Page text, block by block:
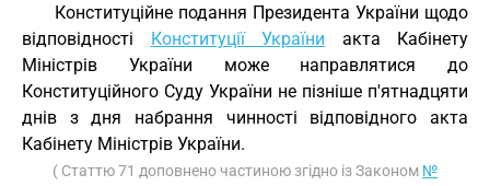
Конституційне подання Президента України щодо
відповідності Конституції України акта Кабінету
Міністрів України може направлятися до
Конституційного Суду України не пізніше п'ятнадцяти
днів з дня набрання чинності відповідного акта
Кабінету Міністрів України.
( Статтю 71 доповнено частиною згідно із Законом №